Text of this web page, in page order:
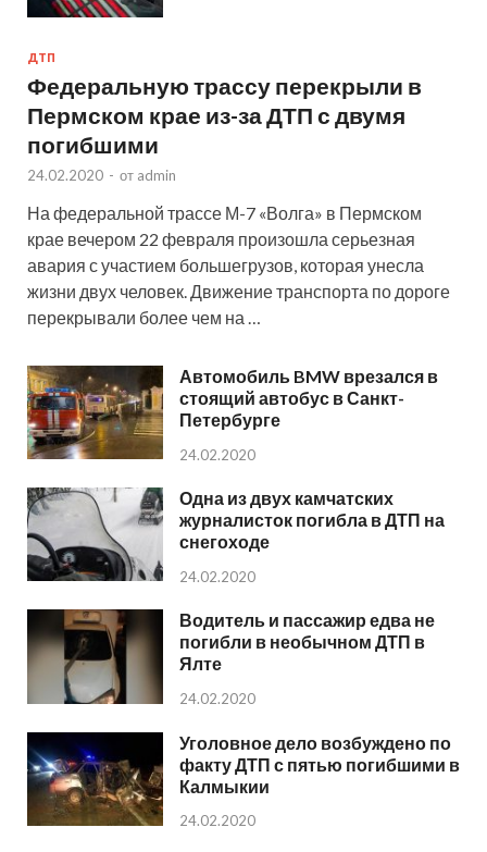
ДТП
Федеральную трассу перекрыли в
Пермском крае из-за ДТП с двумя
погибшими
24.02.2020 - от admin
На федеральной трассе М-7 «Волга» в Пермском
крае вечером 22 февраля произошла серьезная
авария с участием большегрузов, которая унесла
жизни двух человек. Движение транспорта по дороге
перекрывали более чем на …
Автомобиль BMW врезался в
стоящий автобус в Санкт-
Петербурге
24.02.2020
Одна из двух камчатских
журналисток погибла в ДТП на
снегоходе
24.02.2020
Водитель и пассажир едва не
погибли в необычном ДТП в
Ялте
24.02.2020
Уголовное дело возбуждено по
факту ДТП с пятью погибшими в
Калмыкии
24.02.2020